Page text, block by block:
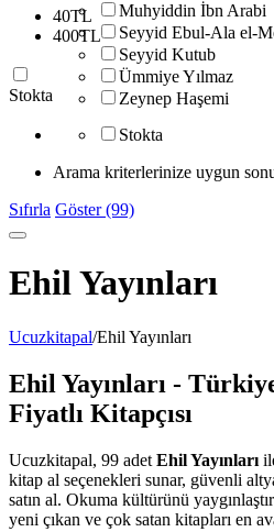
Muhyiddin İbn Arabi
Seyyid Ebul-Ala el-
Seyyid Kutub
Ümmiye Yılmaz
Zeynep Haşemi
40TL
400TL
Stokta
Stokta
Arama kriterlerinize uygun
Sıfırla Göster (99)
Ehil Yayınları
Ucuzkitapal/Ehil Yayınları
Ehil Yayınları -
Fiyatlı Kitapçısı
Ucuzkitapal, 99 adet Ehil Yayınları
kitap al seçenekleri sunar, güvenli
satın al. Okuma kültürünü
yeni çıkan ve çok satan kitapları en